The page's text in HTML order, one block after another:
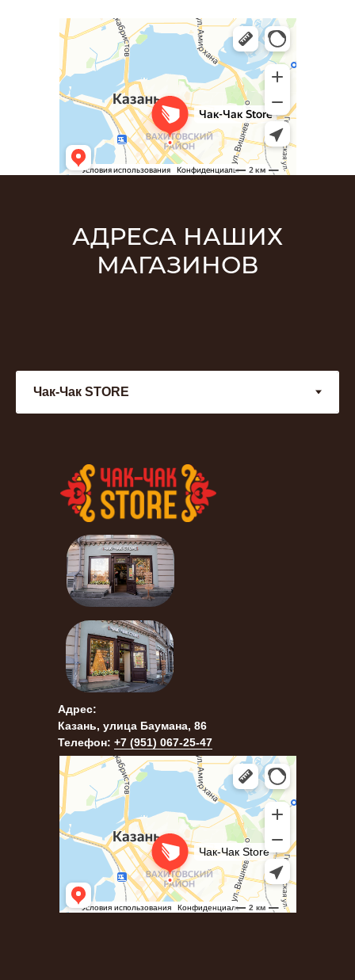
АДРЕСА НАШИХ
МАГАЗИНОВ
Адрес:
Казань, улица Баумана, 86
Телефон: +7 (951) 067-25-47